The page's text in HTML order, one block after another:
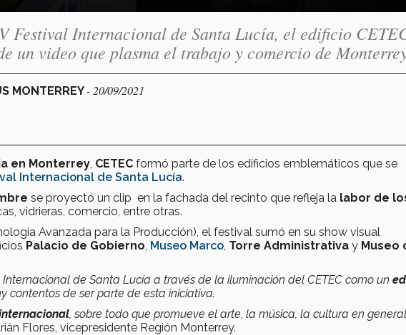
Festival Internacional de Santa Lucía, el edificio
un video que plasma el trabajo y comercio de
MONTERREY- 20/09/2021
en Monterrey CETEC formó parte de los edificios emblemáticos que se
Internacional de Santa Lucía.
se proyectó un clip en la fachada del recinto que refleja la labor de
vidrieras, comercio, entre otras.
Avanzada para la Producción), el festival sumó en su show visual
Palacio de Gobierno Museo Marco Torre Administrativa y Museo
de Santa Lucía a través de la iluminación del CETEC como un
contentos de ser parte de esta iniciativa.
, sobre todo que promueve el arte, la música, la cultura en
Flores, vicepresidente Región Monterrey.